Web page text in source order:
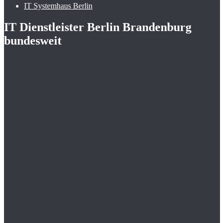
IT Systemhaus Berlin
IT Dienstleister Berlin Brandenburg
bundesweit